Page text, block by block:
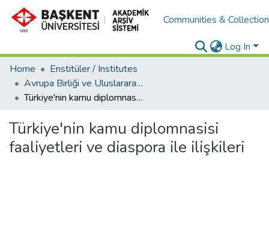
Communities &
Log In
Home
Enstitüler / Institutes
Avrupa Birliği ve Uluslararası İlişkiler Enstitüsü / European Union and International Relations Institute
Türkiye'nin kamu diplomnasisi faaliyetleri ve diaspora ile ilişkileri
Türkiye'nin kamu diplomnasisi
faaliyetleri ve diaspora ile ilişkileri